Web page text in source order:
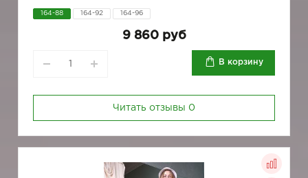
164-88 164-92 164-96
9 860 руб
В корзину
Читать отзывы 0